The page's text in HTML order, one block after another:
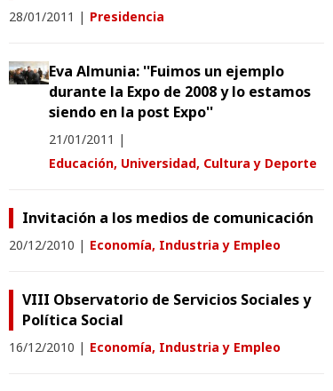
28/01/2011 | Presidencia
Eva Almunia: ''Fuimos un ejemplo
durante la Expo de 2008 y lo estamos
siendo en la post Expo''
21/01/2011 |
Educación, Universidad, Cultura y Deporte
Invitación a los medios de comunicación
20/12/2010 | Economía, Industria y Empleo
VIII Observatorio de Servicios Sociales y
Política Social
16/12/2010 | Economía, Industria y Empleo